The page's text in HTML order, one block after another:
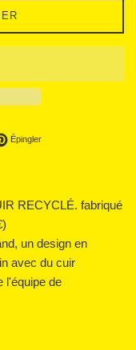
sur Twitter
ÉpinglerÉpingler sur Pinterest
RECYCLÉ. fabriqué
un design en
avec du cuir
l'équipe de